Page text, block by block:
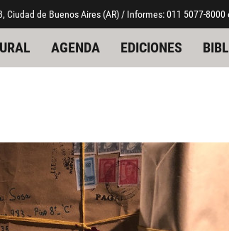
Ciudad de Buenos Aires (AR) / Informes: 011 5077-
AGENDA EDICIONES